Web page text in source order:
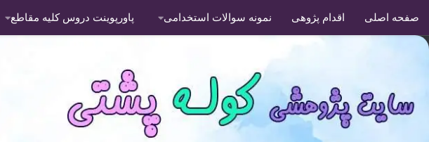
صفحه اصلی اقدام پژوهی نمونه سوالات استخدامی پاورپوینت دروس کلیه مقاطع